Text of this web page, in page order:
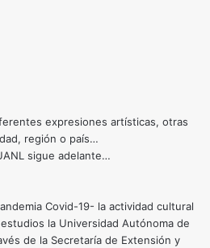
expresiones artísticas, otras
región o país…
sigue adelante…
Covid-19- la actividad cultural
la Universidad Autónoma de
de la Secretaría de Extensión y